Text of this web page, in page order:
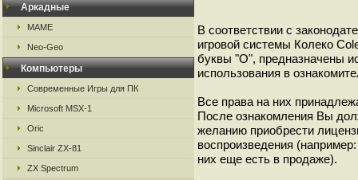
Аркадные
MAME
Neo-Geo
Компьютеры
Современные Игры для ПК
Microsoft MSX-1
Oric
Sinclair ZX-81
ZX Spectrum
В соответствии с
игровой системы Колеко
буквы "O", предназначены
использования в
Все права на них
После ознакомления Вы
желанию приобрести
воспроизведения
них еще есть в продаже).